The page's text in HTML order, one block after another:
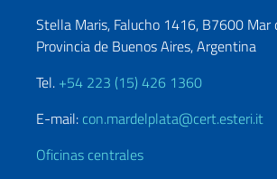
Stella Maris, Falucho 1416, B7600 Mar
Provincia de Buenos Aires, Argentina
Tel. +54 223 (15) 426 1360
E-mail: con.mardelplata@cert.esteri.it
Oficinas centrales